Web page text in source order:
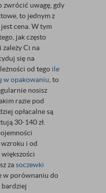
zwrócić uwagę, gdy
to jednym z
cena. W tym
jak często
zależy Ci na
się na
od tego ile
w opakowaniu , to
nosisz
razie pod
opłacalne są
30-140 zł.
i od
zasoczewki
w porównaniu do
bardziej